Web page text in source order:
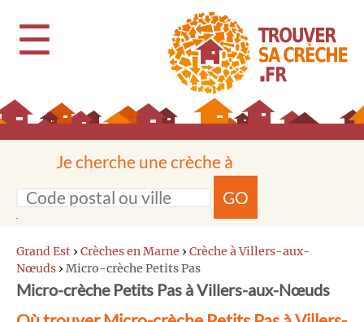
☰
Je cherche une crèche à
GO
Grand Est › Crèches en Marne › Crèche à Villers-aux-
Nœuds › Micro-crèche Petits Pas
Micro-crèche Petits Pas à Villers-aux-Nœuds